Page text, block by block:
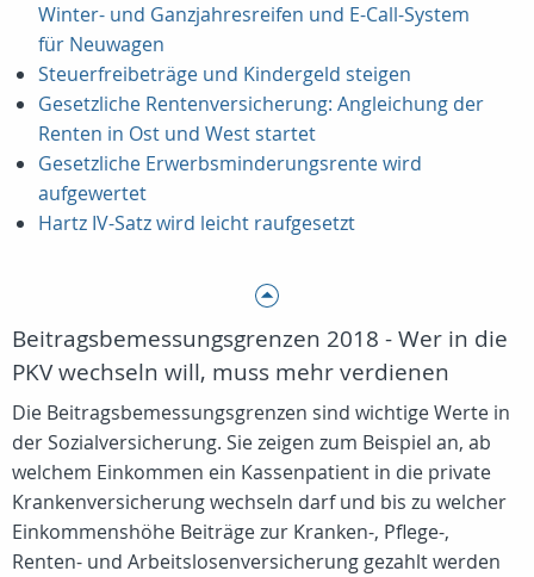
Winter- und Ganzjahresreifen und E-Call-System
für Neuwagen
Steuerfreibeträge und Kindergeld steigen
Gesetzliche Rentenversicherung: Angleichung der
Renten in Ost und West startet
Gesetzliche Erwerbsminderungsrente wird
aufgewertet
Hartz IV-Satz wird leicht raufgesetzt
Beitragsbemessungsgrenzen 2018 - Wer in die
PKV wechseln will, muss mehr verdienen
Die Beitragsbemessungsgrenzen sind wichtige Werte in
der Sozialversicherung. Sie zeigen zum Beispiel an, ab
welchem Einkommen ein Kassenpatient in die private
Krankenversicherung wechseln darf und bis zu welcher
Einkommenshöhe Beiträge zur Kranken-, Pflege-,
Renten- und Arbeitslosenversicherung gezahlt werden